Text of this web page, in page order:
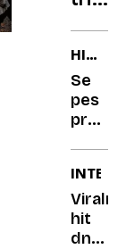
…
bi
wifi
in
HIŠNI
Se
pes
vas
S
tem
Viralni
hit
dneva: